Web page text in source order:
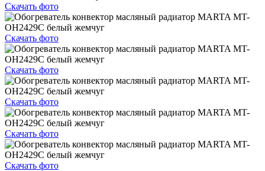
Скачать фото
Скачать фото
Скачать фото
Скачать фото
Скачать фото
Скачать фото